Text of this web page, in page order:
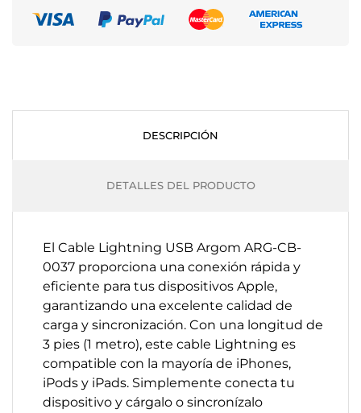
DESCRIPCIÓN
DETALLES DEL PRODUCTO
El Cable Lightning USB Argom ARG-CB-
0037 proporciona una conexión rápida y
eficiente para tus dispositivos Apple,
garantizando una excelente calidad de
carga y sincronización. Con una longitud de
3 pies (1 metro), este cable Lightning es
compatible con la mayoría de iPhones,
iPods y iPads. Simplemente conecta tu
dispositivo y cárgalo o sincronízalo